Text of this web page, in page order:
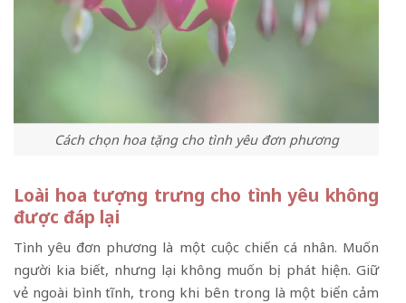
Cách chọn hoa tặng cho tình yêu đơn phương
Loài hoa tượng trưng cho tình yêu không
được đáp lại
Tình yêu đơn phương là một cuộc chiến cá nhân. Muốn
người kia biết, nhưng lại không muốn bị phát hiện. Giữ
vẻ ngoài bình tĩnh, trong khi bên trong là một biển cảm